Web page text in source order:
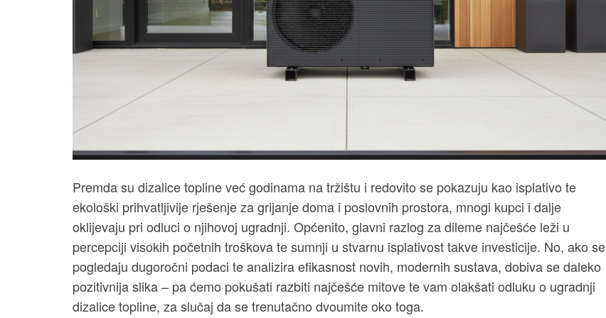
Premda su dizalice topline već godinama na tržištu i redovito se pokazuju kao isplativo te
ekološki prihvatljivije rješenje za grijanje doma i poslovnih prostora, mnogi kupci i dalje
oklijevaju pri odluci o njihovoj ugradnji. Općenito, glavni razlog za dileme najčešće leži u
percepciji visokih početnih troškova te sumnji u stvarnu isplativost takve investicije. No, ako se
pogledaju dugoročni podaci te analizira efikasnost novih, modernih sustava, dobiva se daleko
pozitivnija slika – pa ćemo pokušati razbiti najčešće mitove te vam olakšati odluku o ugradnji
dizalice topline, za slučaj da se trenutačno dvoumite oko toga.